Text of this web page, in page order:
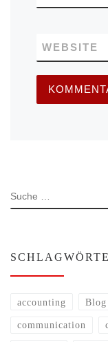
WEBSITE
SUCHE
accounting Blog
communication